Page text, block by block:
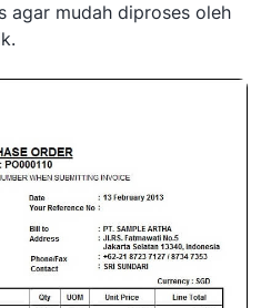
agar mudah diproses oleh